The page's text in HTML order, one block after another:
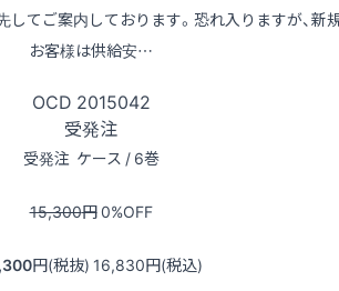
てご案内しております。恐れ入りますが、新
お客様は供給安…
OCD 2015042
受発注
受発注 ケース / 6巻
15,300円0%OFF
円(税抜) 16,830円(税込)